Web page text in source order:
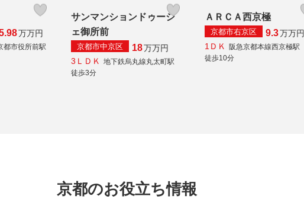
万万円
都市役所前駅
サンマンションドゥーシ
ェ御所前
京都市中京区 18万万円
3ＬＤＫ
地下鉄烏丸線丸太町駅
徒歩3分
ＡＲＣＡ西京極
京都市右京区 9.3万万円
1ＤＫ
阪急京都本線西京極駅
徒歩10分
京都のお役立ち情報